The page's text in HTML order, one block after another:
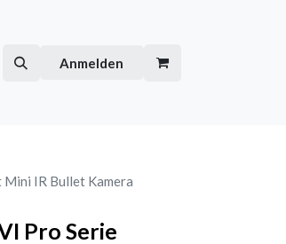
Anmelden
IR Bullet Kamera
Pro Serie